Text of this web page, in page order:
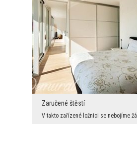
Zaručené štěstí